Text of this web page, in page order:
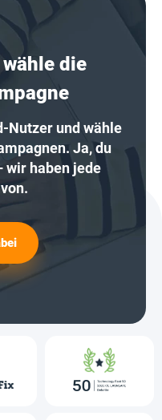
die
Nutzer und wähle
Ja, du
wir haben jede